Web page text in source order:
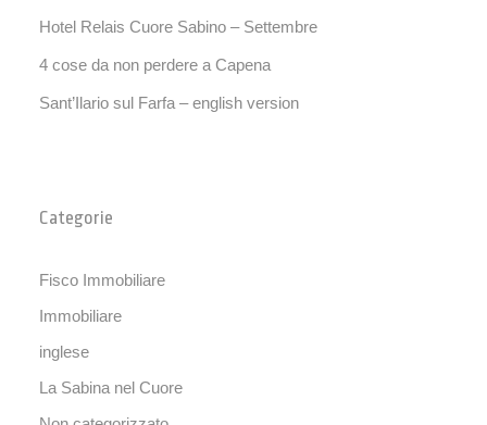
Hotel Relais Cuore Sabino – Settembre
4 cose da non perdere a Capena
Sant’Ilario sul Farfa – english version
Categorie
Fisco Immobiliare
Immobiliare
inglese
La Sabina nel Cuore